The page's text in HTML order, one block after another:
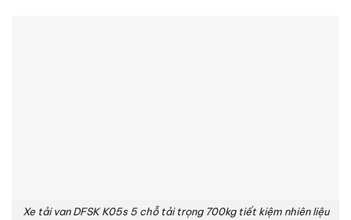
Xe tải van DFSK K05s 5 chỗ tải trọng 700kg tiết kiệm nhiên liệu